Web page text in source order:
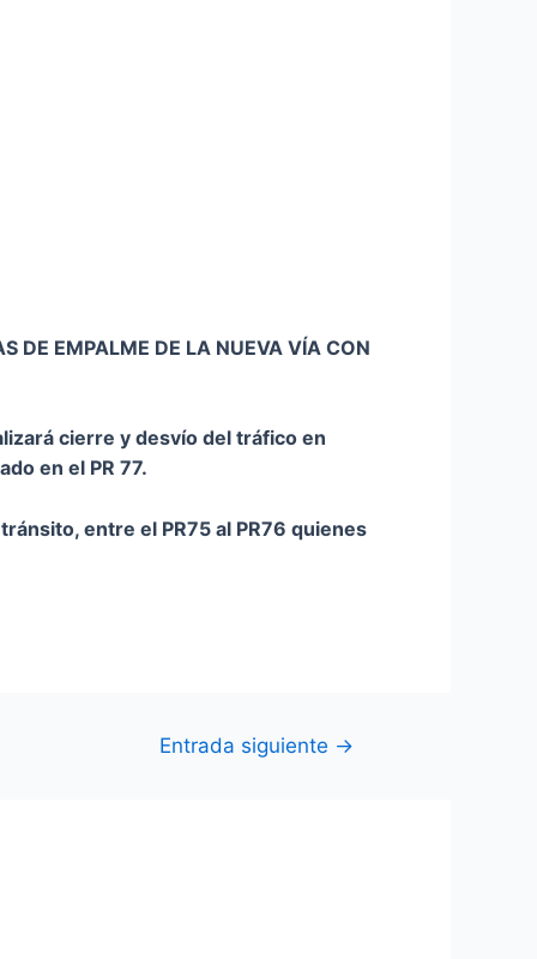
DE EMPALME DE LA NUEVA VÍA CON
cierre y desvío del tráfico en
en el PR 77.
entre el PR75 al PR76 quienes
Entrada siguiente →